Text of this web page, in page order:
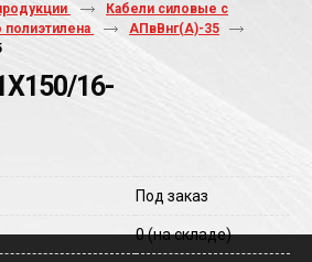
Кабели силовые с
полиэтилена
АПвВнг(A)-35
16-
Под заказ
0(на складе)